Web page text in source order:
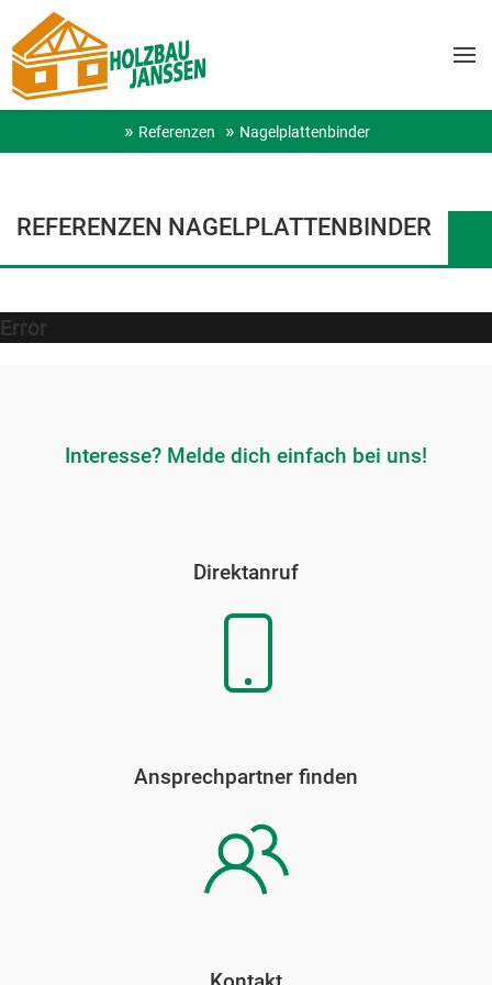
Referenzen Nagelplattenbinder
REFERENZEN NAGELPLATTENBINDER
Error
Interesse? Melde dich einfach bei uns!
Direktanruf
Ansprechpartner finden